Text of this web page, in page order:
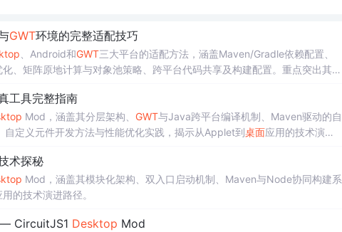
GWT环境的完整适配技巧
、Android和GWT三大平台的适配方法，涵盖Maven/Gradle依赖配置、
、矩阵原地计算与对象池策略、跨平台代码共享及构建配置。重点突出其纯
工具完整指南
Mod，涵盖其分层架构、 GWT与Java跨平台编译机制、Maven驱动的自
定义元件开发方法与性能优化实践，揭示从Applet到桌面应用的技术演进
术探秘
Mod，涵盖其模块化架构、双入口启动机制、Maven与Node协同构建系
的技术演进路径。
CircuitJS1 Desktop Mod